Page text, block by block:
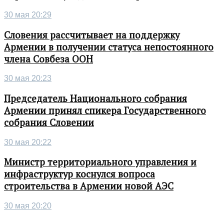
30 мая 20:29
Словения рассчитывает на поддержку
Армении в получении статуса непостоянного
члена Совбеза ООН
30 мая 20:23
Председатель Национального собрания
Армении принял спикера Государственного
собрания Словении
30 мая 20:22
Министр территориального управления и
инфраструктур коснулся вопроса
строительства в Армении новой АЭС
30 мая 20:20